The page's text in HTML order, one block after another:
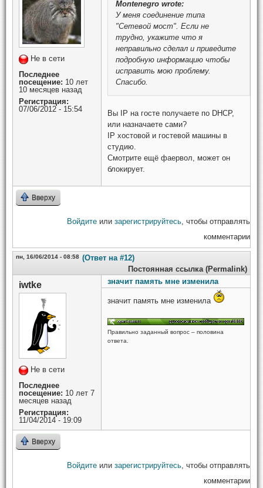
Не в сети
Последнее
посещение: 10 лет
10 месяцев назад
Регистрация:
07/06/2012 - 15:54
Montenegro wrote:
У меня соединение типа
"Сетевой мост". Если не
трудно, укажите что я
неправильно сделал и приведите
подробную информацию чтобы
исправить мою проблему.
Спасибо.
Вы IP на госте получаете по DHCP,
или назначаете сами?
IP хостовой и гостевой машины в
студию.
Смотрите ещё фаервол, может он
блокирует.
Вверху
Войдите или зарегистрируйтесь, чтобы отправлять
комментарии
пн, 16/06/2014 - 08:58 (Ответ на #12)
Постоянная ссылка (Permalink)
iwtke
Не в сети
Последнее
посещение: 10 лет 7
месяцев назад
Регистрация:
11/04/2014 - 19:09
значит память мне изменила
значит память мне изменила
Правильно заданный вопрос – половина
ответа.
Вверху
Войдите или зарегистрируйтесь, чтобы отправлять
комментарии